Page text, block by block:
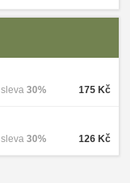
175 Kč
sleva 30%
126 Kč
sleva 30%